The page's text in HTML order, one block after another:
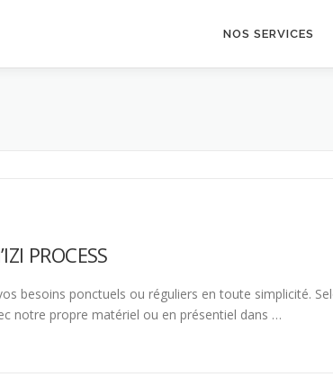
NOS SERVICES
PROCESS
besoins ponctuels ou réguliers en toute simplicité.
notre propre matériel ou en présentiel dans …